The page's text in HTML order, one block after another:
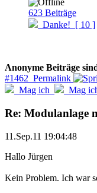
623 Beiträge
Danke! [ 10 ]
Anonyme Beiträge
#1462 Permalink
Mag ich
Mag
Re: Modulanlage
11.Sep.11 19:04:48
Hallo Jürgen
Kein Problem. Ich war